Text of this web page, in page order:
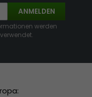
ANMELDEN
werden